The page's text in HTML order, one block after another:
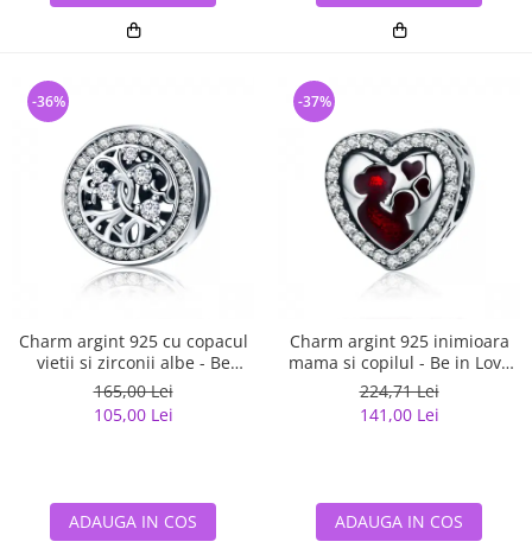
Charm argint 925 cu copacul
vietii si zirconii albe - Be
Nature PST0120
165,00 Lei
105,00 Lei
-36%
ADAUGA IN COS
Charm argint 925 inimioara
mama si copilul - Be in Love
PST0122
224,71 Lei
141,00 Lei
-37%
ADAUGA IN COS